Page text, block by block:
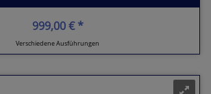
999,00 € *
Verschiedene Ausführungen